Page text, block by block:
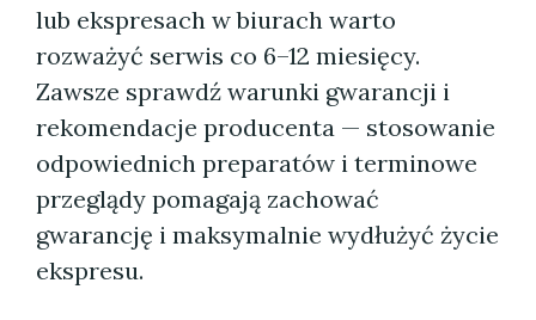
lub ekspresach w biurach warto
rozważyć serwis co 6–12 miesięcy.
Zawsze sprawdź warunki gwarancji i
rekomendacje producenta — stosowanie
odpowiednich preparatów i terminowe
przeglądy pomagają zachować
gwarancję i maksymalnie wydłużyć życie
ekspresu.